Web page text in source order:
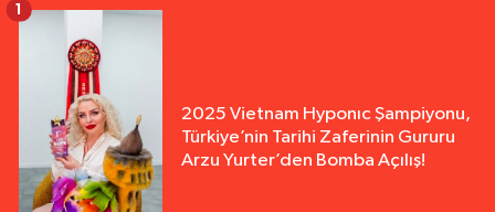
2025 Vietnam Hyponıc Şampiyonu,
Türkiye’nin Tarihi Zaferinin Gururu
Arzu Yurter’den Bomba Açılış!
1